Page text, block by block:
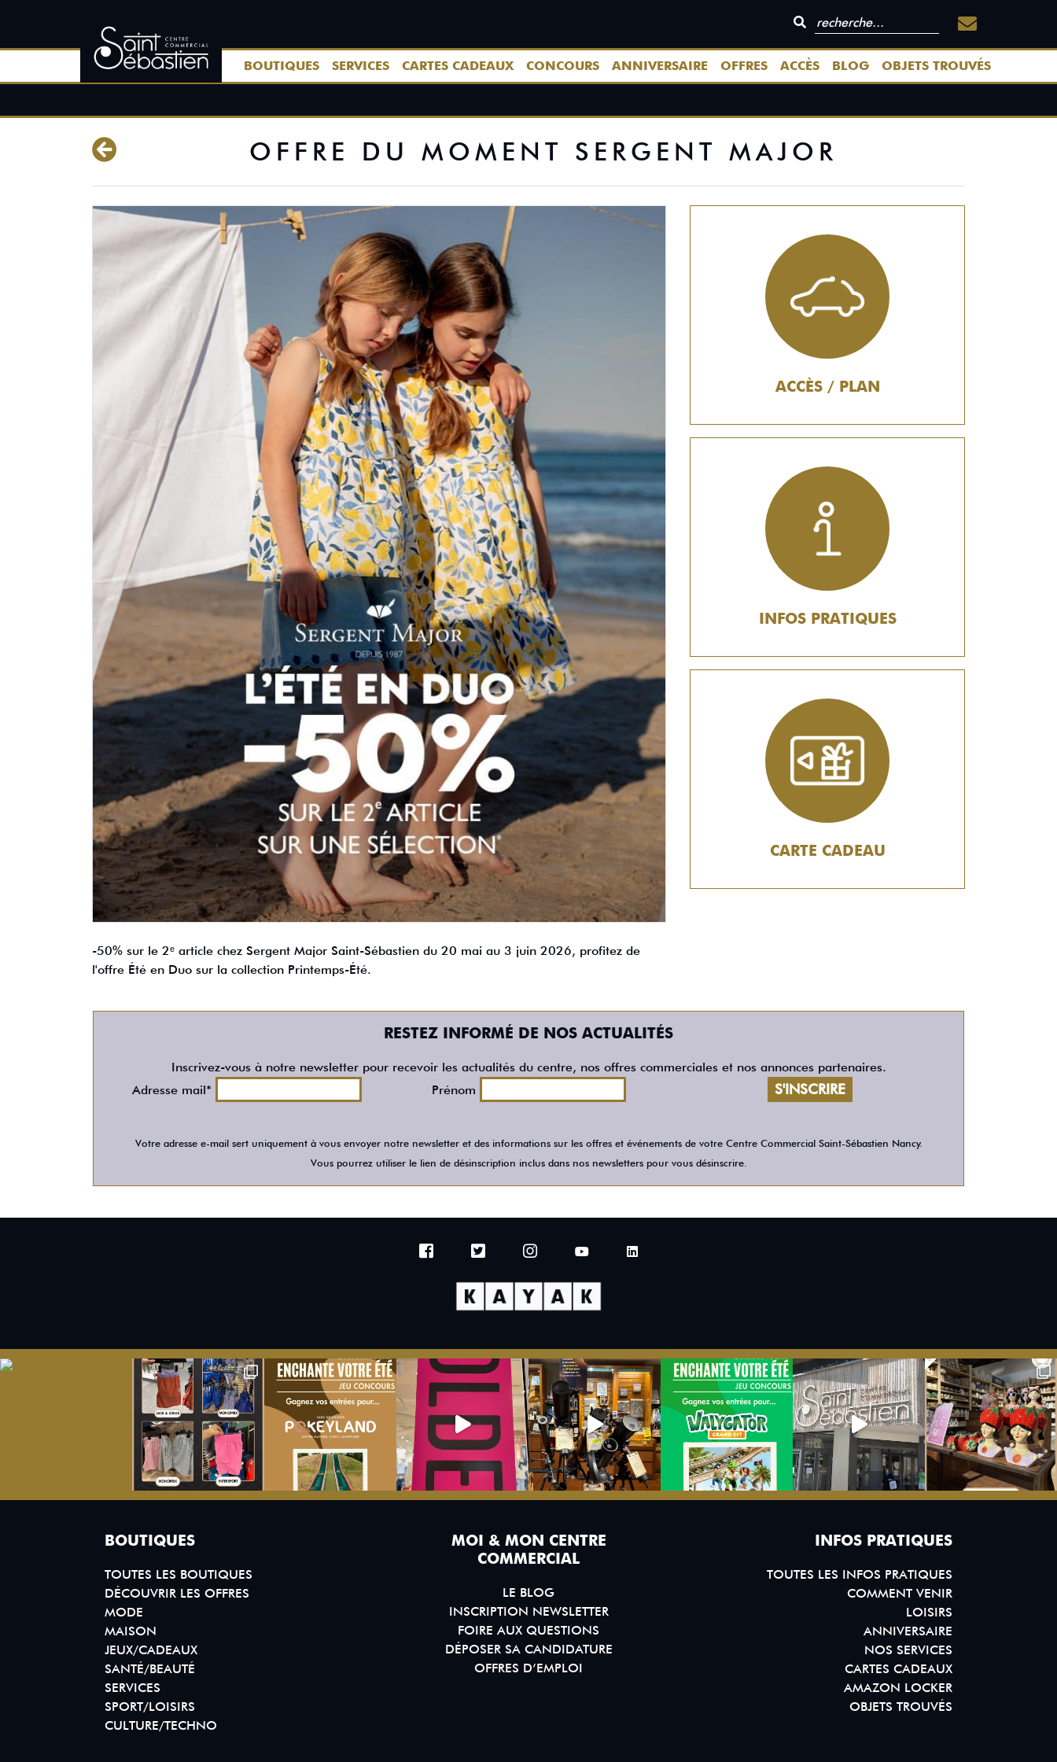
BOUTIQUES SERVICES CARTES CADEAUX CONCOURS ANNIVERSAIRE OFFRES ACCÈS BLOG OBJETS TROUVÉS
OFFRE DU MOMENT SERGENT MAJOR
-50% sur le 2ᵉ article chez Sergent Major Saint-Sébastien du 20 mai au 3 juin 2026, profitez de
l'offre Été en Duo sur la collection Printemps-Été.
ACCÈS / PLAN
INFOS PRATIQUES
CARTE CADEAU
RESTEZ INFORMÉ DE NOS ACTUALITÉS
Inscrivez-vous à notre newsletter pour recevoir les actualités du centre, nos offres commerciales et nos annonces partenaires.
Adresse mail*
Prénom
Votre adresse e-mail sert uniquement à vous envoyer notre newsletter et des informations sur les offres et événements de votre Centre Commercial Saint-Sébastien Nancy.
Vous pourrez utiliser le lien de désinscription inclus dans nos newsletters pour vous désinscrire.
BOUTIQUES
TOUTES LES BOUTIQUES
DÉCOUVRIR LES OFFRES
MODE
MAISON
JEUX/CADEAUX
SANTÉ/BEAUTÉ
SERVICES
SPORT/LOISIRS
CULTURE/TECHNO
MOI & MON CENTRE
COMMERCIAL
LE BLOG
INSCRIPTION NEWSLETTER
FOIRE AUX QUESTIONS
DÉPOSER SA CANDIDATURE
OFFRES D’EMPLOI
INFOS PRATIQUES
TOUTES LES INFOS PRATIQUES
COMMENT VENIR
LOISIRS
ANNIVERSAIRE
NOS SERVICES
CARTES CADEAUX
AMAZON LOCKER
OBJETS TROUVÉS